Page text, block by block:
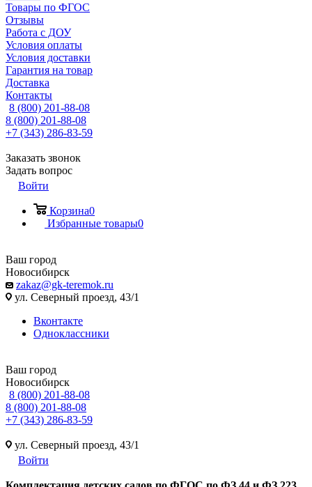
Товары по ФГОС
Отзывы
Работа с ДОУ
Условия оплаты
Условия доставки
Гарантия на товар
Доставка
Контакты
8 (800) 201-88-08
8 (800) 201-88-08
+7 (343) 286-83-59
Заказать звонок
Задать вопрос
Войти
Корзина0
Избранные товары0
Ваш город
Новосибирск
zakaz@gk-teremok.ru
ул. Северный проезд, 43/1
Вконтакте
Одноклассники
Ваш город
Новосибирск
8 (800) 201-88-08
8 (800) 201-88-08
+7 (343) 286-83-59
ул. Северный проезд, 43/1
Войти